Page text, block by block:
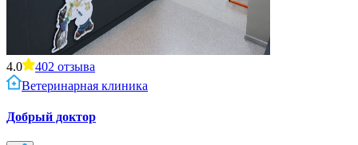
4.0 402 отзыва
Ветеринарная клиника
Добрый доктор